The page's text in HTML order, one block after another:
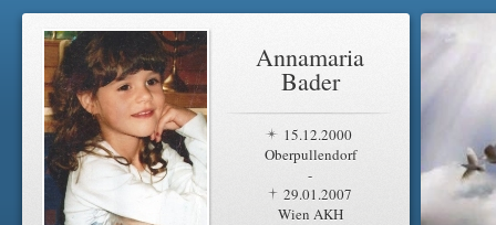
Annamaria
Bader
15.12.2000
Oberpullendorf
-
29.01.2007
Wien AKH